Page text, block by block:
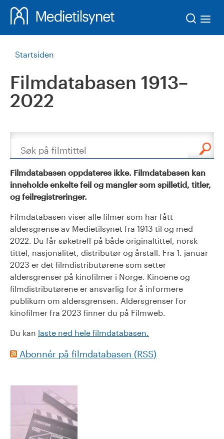
Startsiden
Filmdatabasen 1913–
2022
Søk
Filmdatabasen oppdateres ikke. Filmdatabasen kan
inneholde enkelte feil og mangler som spilletid, titler,
og feilregistreringer.
Filmdatabasen viser alle filmer som har fått
aldersgrense av Medietilsynet fra 1913 til og med
2022. Du får søketreff på både originaltittel, norsk
tittel, nasjonalitet, distributør og årstall. Fra 1. januar
2023 er det filmdistributørene som setter
aldersgrenser på kinofilmer i Norge. Kinoene og
filmdistributørene er ansvarlig for å informere
publikum om aldersgrensen. Aldersgrenser for
kinofilmer fra 2023 finner du på Filmweb.
Du kan laste ned hele filmdatabasen.
Abonnér på filmdatabasen (RSS)